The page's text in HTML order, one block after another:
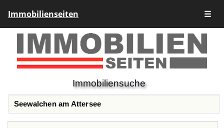
Immobilienseiten ☰
Immobiliensuche